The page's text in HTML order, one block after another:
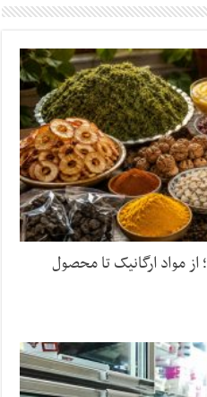
مواد ارگانیک تا محصول